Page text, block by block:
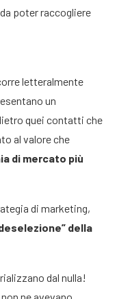
poter raccogliere
letteralmente
un
quei contatti che
al valore che
di mercato più
di marketing,
della
dal nulla!